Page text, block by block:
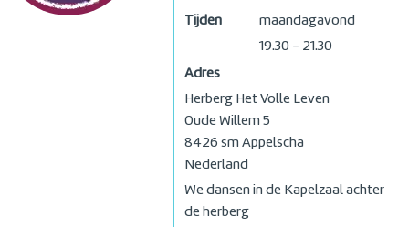
Tijden
maandagavond
19.30 - 21.30
Adres
Herberg Het Volle Leven
Oude Willem 5
8426 sm Appelscha
Nederland
We dansen in de Kapelzaal achter
de herberg